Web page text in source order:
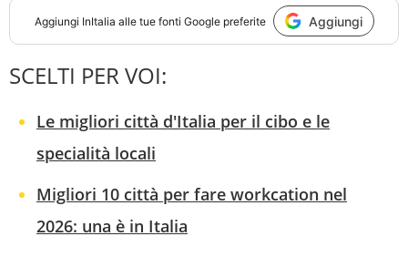
Aggiungi InItalia alle tue fonti Google preferite Aggiungi
SCELTI PER VOI:
Le migliori città d'Italia per il cibo e le
specialità locali
Migliori 10 città per fare workcation nel
2026: una è in Italia